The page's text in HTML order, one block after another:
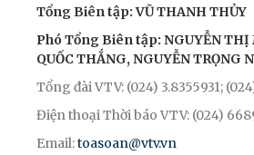
Tổng Biên tập: VŨ THANH THỦY
Phó Tổng Biên tập: NGUYỄN THỊ
QUỐC THẮNG, NGUYỄN TRỌNG
Tổng đài VTV: (024) 3.8355931;
Điện thoại Thời báo VTV: (024)
Email:toasoan@vtv.vn